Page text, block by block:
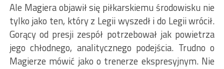
Ale Magiera objawił się piłkarskiemu środowisku nie
tylko jako ten, który z Legii wyszedł i do Legii wrócił.
Gorący od presji zespół potrzebował jak powietrza
jego chłodnego, analitycznego podejścia. Trudno o
Magierze mówić jako o trenerze ekspresyjnym. Nie